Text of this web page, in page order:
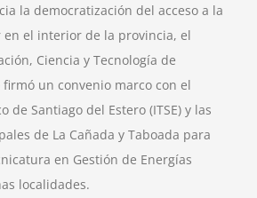
la democratización del acceso a la
el interior de la provincia, el
Ciencia y Tecnología de
firmó un convenio marco con el
de Santiago del Estero (ITSE) y las
de La Cañada y Taboada para
en Gestión de Energías
localidades.